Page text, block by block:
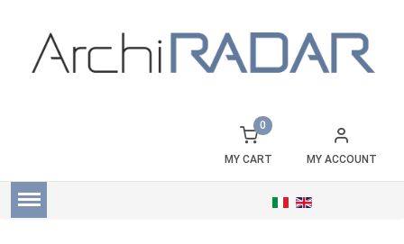
MY ACCOUNT
MY CART
0